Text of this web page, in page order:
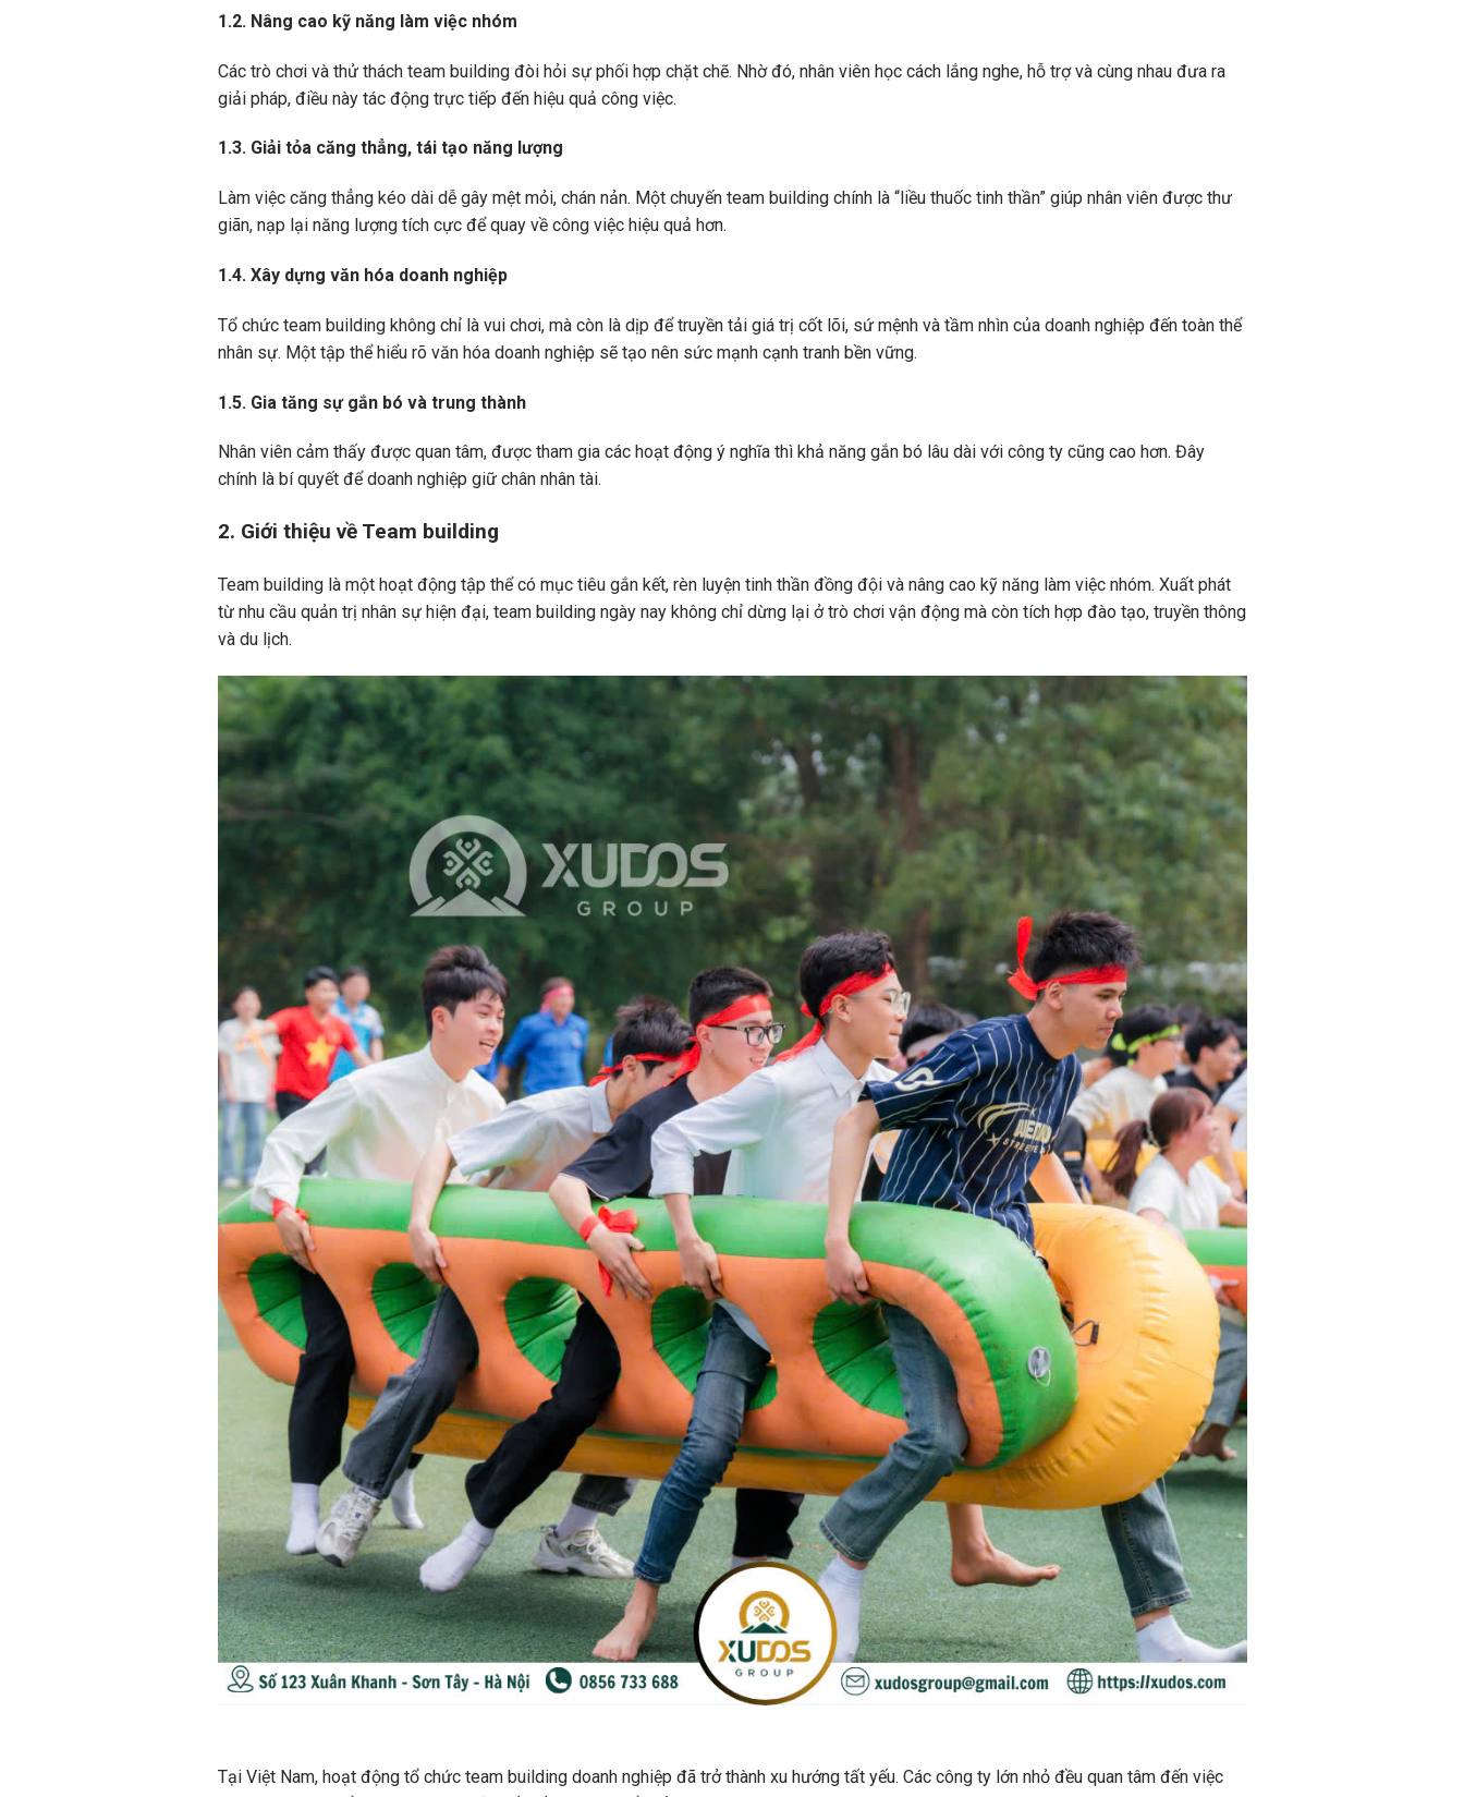
1.2. Nâng cao kỹ năng làm việc nhóm
Các trò chơi và thử thách team building đòi hỏi sự phối hợp chặt chẽ. Nhờ đó, nhân viên học cách lắng nghe, hỗ trợ và cùng nhau đưa ra
giải pháp, điều này tác động trực tiếp đến hiệu quả công việc.
1.3. Giải tỏa căng thẳng, tái tạo năng lượng
Làm việc căng thẳng kéo dài dễ gây mệt mỏi, chán nản. Một chuyến team building chính là “liều thuốc tinh thần” giúp nhân viên được thư
giãn, nạp lại năng lượng tích cực để quay về công việc hiệu quả hơn.
1.4. Xây dựng văn hóa doanh nghiệp
Tổ chức team building không chỉ là vui chơi, mà còn là dịp để truyền tải giá trị cốt lõi, sứ mệnh và tầm nhìn của doanh nghiệp đến toàn thể
nhân sự. Một tập thể hiểu rõ văn hóa doanh nghiệp sẽ tạo nên sức mạnh cạnh tranh bền vững.
1.5. Gia tăng sự gắn bó và trung thành
Nhân viên cảm thấy được quan tâm, được tham gia các hoạt động ý nghĩa thì khả năng gắn bó lâu dài với công ty cũng cao hơn. Đây
chính là bí quyết để doanh nghiệp giữ chân nhân tài.
2. Giới thiệu về Team building
Team building là một hoạt động tập thể có mục tiêu gắn kết, rèn luyện tinh thần đồng đội và nâng cao kỹ năng làm việc nhóm. Xuất phát
từ nhu cầu quản trị nhân sự hiện đại, team building ngày nay không chỉ dừng lại ở trò chơi vận động mà còn tích hợp đào tạo, truyền thông
và du lịch.
Tại Việt Nam, hoạt động tổ chức team building doanh nghiệp đã trở thành xu hướng tất yếu. Các công ty lớn nhỏ đều quan tâm đến việc